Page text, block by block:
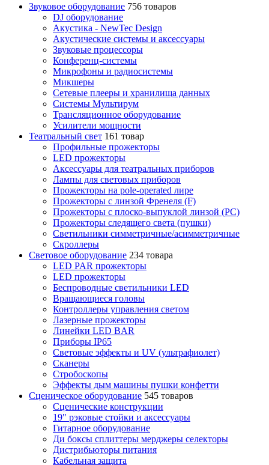
Звуковое оборудование 756 товаров
DJ оборудование
Акустика - NewTec Design
Акустические системы и аксессуары
Звуковые процессоры
Конференц-системы
Микрофоны и радиосистемы
Микшеры
Сетевые плееры и хранилища данных
Системы Мультирум
Трансляционное оборудование
Усилители мощности
Театральный свет 161 товар
Профильные прожекторы
LED прожекторы
Аксессуары для театральных приборов
Лампы для световых приборов
Прожекторы на pole-operated лире
Прожекторы с линзой Френеля (F)
Прожекторы с плоско-выпуклой линзой (PC)
Прожекторы следящего света (пушки)
Светильники симметричные/асимметричные
Скроллеры
Световое оборудование 234 товара
LED PAR прожекторы
LED прожекторы
Беспроводные светильники LED
Вращающиеся головы
Контроллеры управления светом
Лазерные прожекторы
Линейки LED BAR
Приборы IP65
Световые эффекты и UV (ультрафиолет)
Сканеры
Стробоскопы
Эффекты дым машины пушки конфетти
Сценическое оборудование 545 товаров
Сценические конструкции
19" рэковые стойки и аксесcуары
Гитарное оборудование
Ди боксы сплиттеры мерджеры селекторы
Дистрибьюторы питания
Кабельная защита